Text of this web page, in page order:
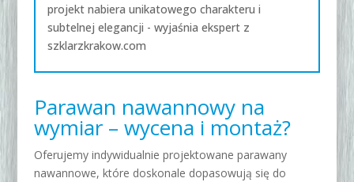
projekt nabiera unikatowego charakteru i
subtelnej elegancji - wyjaśnia ekspert z
szklarzkrakow.com
Parawan nawannowy na
wymiar – wycena i montaż?
Oferujemy indywidualnie projektowane parawany
nawannowe, które doskonale dopasowują się do